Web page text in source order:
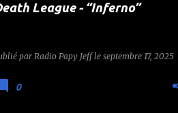
League - “Inferno”
par Radio Papy Jeff le septembre 17, 2025
0